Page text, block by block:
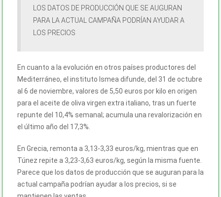
LOS DATOS DE PRODUCCIÓN QUE SE AUGURAN
PARA LA ACTUAL CAMPAÑA PODRÍAN AYUDAR A
LOS PRECIOS
En cuanto a la evolución en otros países productores del
Mediterráneo, el instituto Ismea difunde, del 31 de octubre
al 6 de noviembre, valores de 5,50 euros por kilo en origen
para el aceite de oliva virgen extra italiano, tras un fuerte
repunte del 10,4% semanal; acumula una revalorización en
el último año del 17,3%.
En Grecia, remonta a 3,13-3,33 euros/kg, mientras que en
Túnez repite a 3,23-3,63 euros/kg, según la misma fuente.
Parece que los datos de producción que se auguran para la
actual campaña podrían ayudar a los precios, si se